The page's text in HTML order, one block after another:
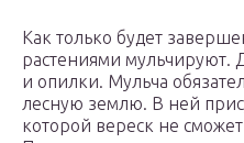
Как только будет
растениями мульчируют.
и опилки. Мульча
лесную землю. В ней
которой вереск не